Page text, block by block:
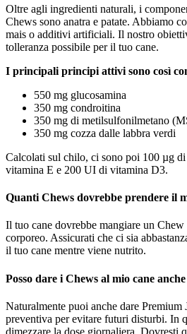
Oltre agli ingredienti naturali, i
Chews sono anatra e patate. Abbiamo
mais o additivi artificiali. Il nostro
tolleranza possibile per il tuo cane.
I principali principi attivi sono così
550 mg glucosamina
350 mg condroitina
350 mg di metilsulfonilmetano
350 mg cozza dalle labbra verdi
Calcolati sul chilo, ci sono poi 100 µg
vitamina E e 200 UI di vitamina D3.
Quanti Chews dovrebbe prendere il
Il tuo cane dovrebbe mangiare un
corporeo. Assicurati che ci sia
il tuo cane mentre viene nutrito.
Posso dare i Chews al mio cane
Naturalmente puoi anche dare Premium
preventiva per evitare futuri disturbi. In
dimezzare la dose giornaliera. Dovresti